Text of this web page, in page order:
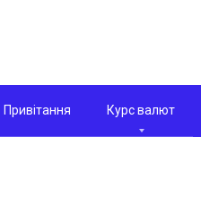
Привітання Курс валют